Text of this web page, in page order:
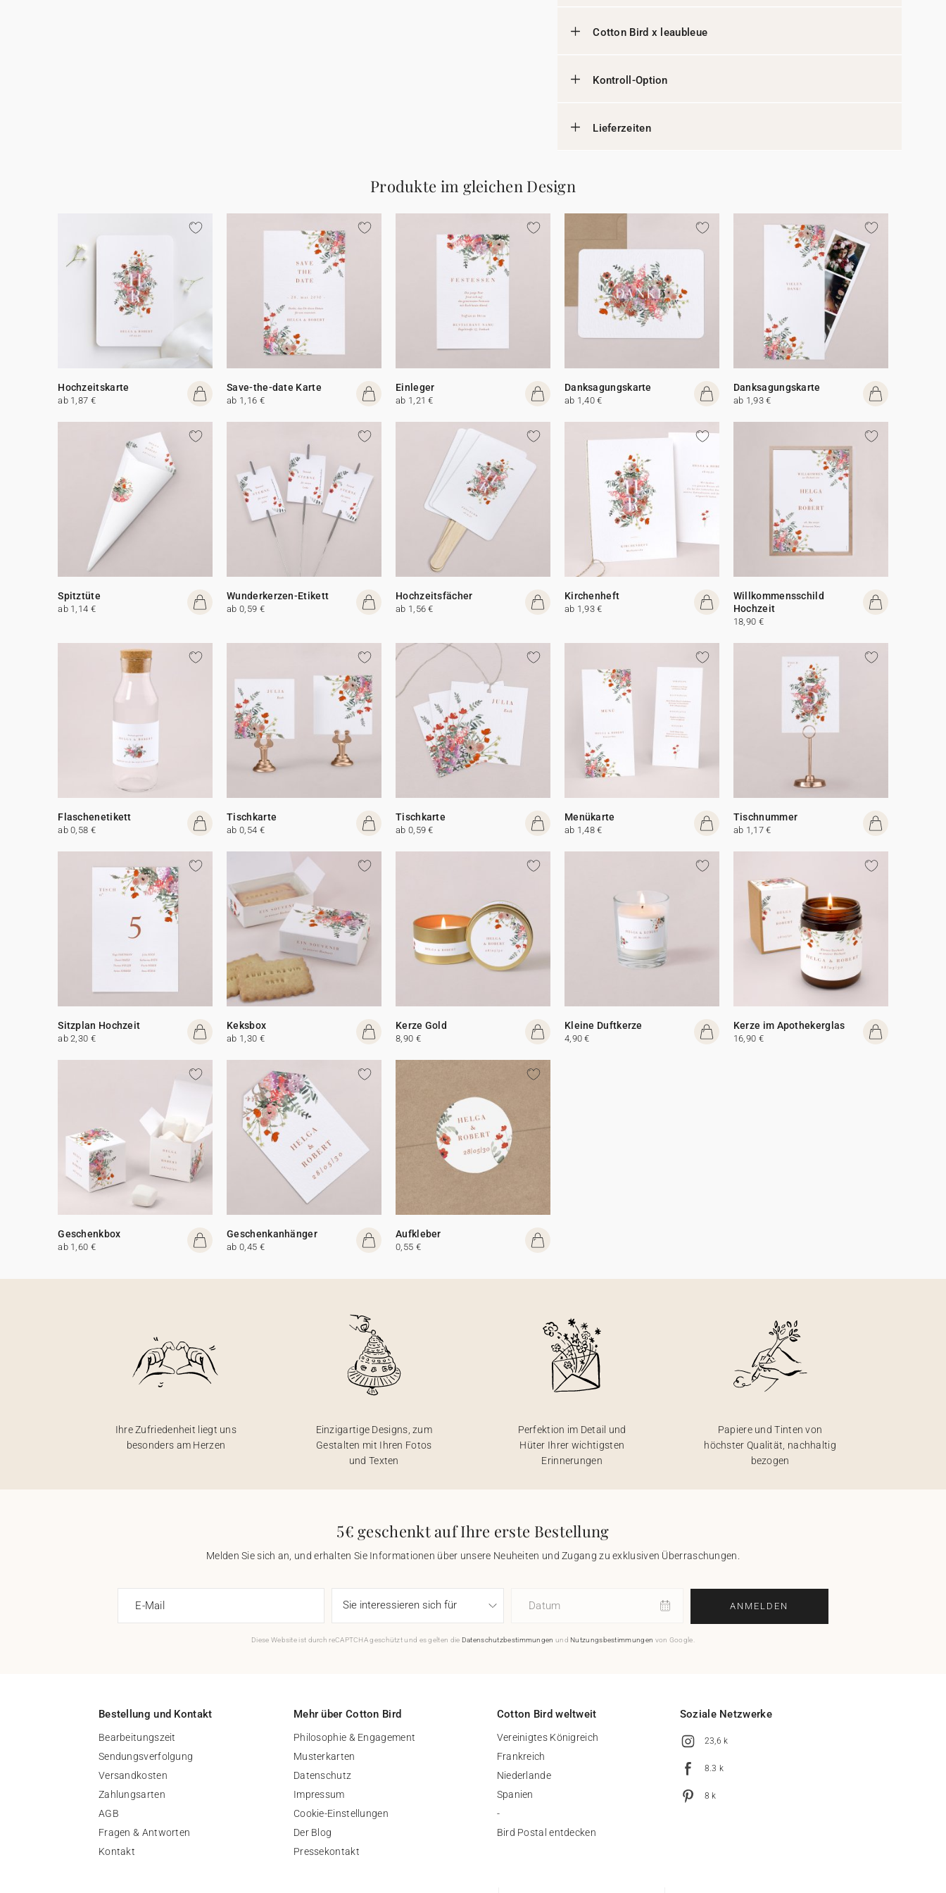
Cotton Bird x leaubleue
Kontroll-Option
Lieferzeiten
Produkte im gleichen Design
Hochzeitskarte
ab 1,87 €
Save-the-date Karte
ab 1,16 €
Einleger
ab 1,21 €
Danksagungskarte
ab 1,40 €
Danksagungskarte
ab 1,93 €
Spitztüte
ab 1,14 €
Wunderkerzen-Etikett
ab 0,59 €
Hochzeitsfächer
ab 1,56 €
Kirchenheft
ab 1,93 €
Willkommensschild
Hochzeit
18,90 €
Flaschenetikett
ab 0,58 €
Tischkarte
ab 0,54 €
Tischkarte
ab 0,59 €
Menükarte
ab 1,48 €
Tischnummer
ab 1,17 €
Sitzplan Hochzeit
ab 2,30 €
Keksbox
ab 1,30 €
Kerze Gold
8,90 €
Kleine Duftkerze
4,90 €
Kerze im Apothekerglas
16,90 €
Geschenkbox
ab 1,60 €
Geschenkanhänger
ab 0,45 €
Aufkleber
0,55 €
Ihre Zufriedenheit liegt uns
besonders am Herzen
Einzigartige Designs, zum
Gestalten mit Ihren Fotos
und Texten
Perfektion im Detail und
Hüter Ihrer wichtigsten
Erinnerungen
Papiere und Tinten von
höchster Qualität, nachhaltig
bezogen
5€ geschenkt auf Ihre erste Bestellung
Melden Sie sich an, und erhalten Sie Informationen über unsere Neuheiten und Zugang zu exklusiven Überraschungen.
E-Mail Datum ANMELDEN
Diese Website ist durch reCAPTCHA geschützt und es gelten die Datenschutzbestimmungen und Nutzungsbestimmungen von Google.
Bestellung und Kontakt
Bearbeitungszeit
Sendungsverfolgung
Versandkosten
Zahlungsarten
AGB
Fragen & Antworten
Kontakt
Mehr über Cotton Bird
Philosophie & Engagement
Musterkarten
Datenschutz
Impressum
Cookie-Einstellungen
Der Blog
Pressekontakt
Cotton Bird weltweit
Vereinigtes Königreich
Frankreich
Niederlande
Spanien
-
Bird Postal entdecken
Soziale Netzwerke
23,6 k
8.3 k
8 k